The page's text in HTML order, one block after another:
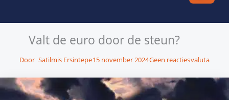
Valt de euro door de steun?
Door Satilmis Ersintepe15 november 2024Geen reactiesvaluta